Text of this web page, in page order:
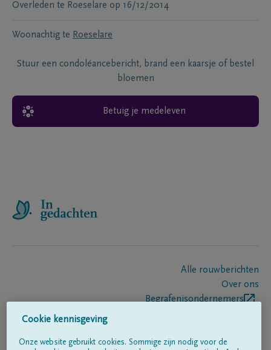
Overleden te Roeselare op 16/12/2014
Woonachtig te Roeselare
Stuur een condoléancebericht, brand een kaarsje of bestel
bloemen
Betuig je medeleven
Alle rouwberichten
Over ons
Begrafenisondernemers
Cookie kennisgeving
Onze website gebruikt cookies. Sommige zijn nodig voor de